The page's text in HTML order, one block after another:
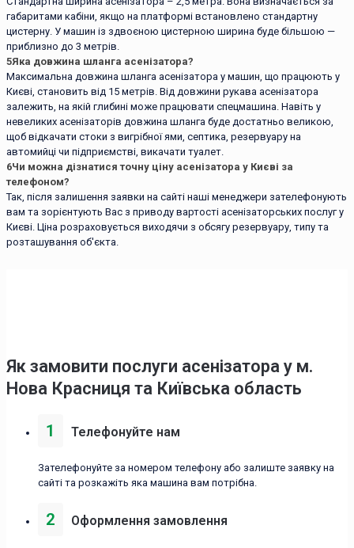
габаритами кабіни, якщо на платформі встановлено стандартну
цистерну. У машин із здвоєною цистерною ширина буде більшою —
приблизно до 3 метрів.
5Яка довжина шланга асенізатора?
Максимальна довжина шланга асенізатора у машин, що працюють у
Києві, становить від 15 метрів. Від довжини рукава асенізатора
залежить, на якій глибині може працювати спецмашина. Навіть у
невеликих асенізаторів довжина шланга буде достатньо великою,
щоб відкачати стоки з вигрібної ями, септика, резервуару на
автомийці чи підприємстві, викачати туалет.
6Чи можна дізнатися точну ціну асенізатора у Києві за
телефоном?
Так, після залишення заявки на сайті наші менеджери зателефонують
вам та зорієнтують Вас з приводу вартості асенізаторських послуг у
Києві. Ціна розраховується виходячи з обсягу резервуару, типу та
розташування об'єкта.
Як замовити послуги асенізатора у м.
Нова Красниця та Київська область
1 Телефонуйте нам
Зателефонуйте за номером телефону або залиште заявку на
сайті та розкажіть яка машина вам потрібна.
2 Оформлення замовлення